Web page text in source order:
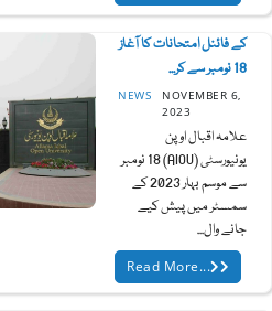
کے فائنل امتحانات کا آغاز
18 نومبر سے کر...
NEWS
NOVEMBER 6,
2023
علامہ اقبال اوپن
یونیورسٹی (AIOU) 18 نومبر
سے موسم بہار 2023 کے
سمسٹر میں پیش کیے
جانے وال...
Read More...